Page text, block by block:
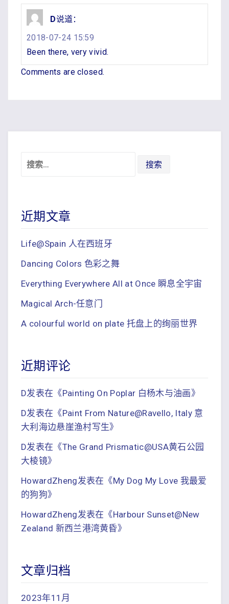
D说道：
2018-07-24 15:59
Been there, very vivid.
Comments are closed.
索：
近期文章
Life@Spain 人在西班牙
Dancing Colors 色彩之舞
Everything Everywhere All at Once 瞬息全宇宙
Magical Arch-任意门
A colourful world on plate 托盘上的绚丽世界
近期评论
D发表在《Painting On Poplar 白杨木与油画》
D发表在《Paint From Nature@Ravello, Italy 意
大利海边悬崖渔村写生》
D发表在《The Grand Prismatic@USA黄石公园
大棱镜》
HowardZheng发表在《My Dog My Love 我最爱
的狗狗》
HowardZheng发表在《Harbour Sunset@New
Zealand 新西兰港湾黄昏》
文章归档
2023年11月